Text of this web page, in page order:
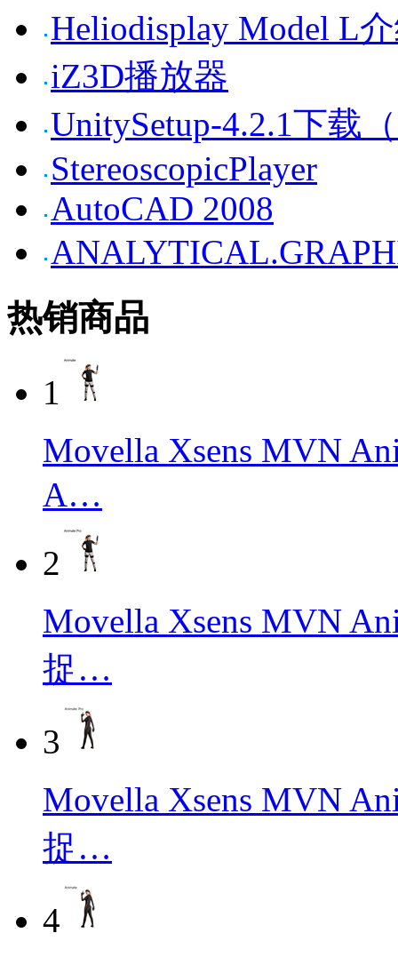
Heliodisplay Model L
iZ3D播放器
UnitySetup-4.2.1下载
StereoscopicPlayer
AutoCAD 2008
热销商品
1
Movella Xsens MVN
A…
2
Movella Xsens MVN
捉…
3
Movella Xsens MVN
捉…
4